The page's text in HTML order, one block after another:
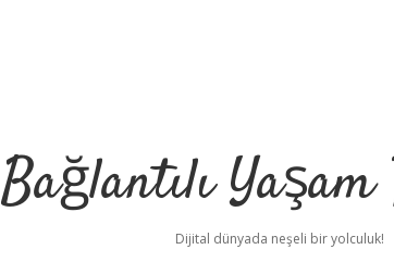
Bağlantılı Yaşam
Dijital dünyada neşeli bir yolculuk!